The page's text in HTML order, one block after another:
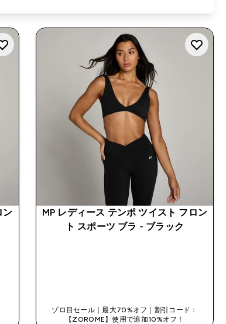
ン
MP レディース テンポ ツイスト フロン
ト スポーツ ブラ - ブラック
ゾロ目セール｜最大70%オフ｜割引コード：
【ZOROME】使用で追加10%オフ！